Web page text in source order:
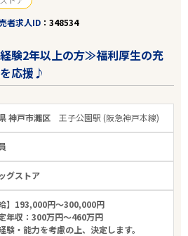
者求人ID 348534
験2年以上の方≫福利厚生の充
応援♪
神戸市灘区王子公園駅 (阪急神戸本線)
グストア
給】193,000円～300,000円
年収：300万円～460万円
験・能力を考慮の上、決定します。